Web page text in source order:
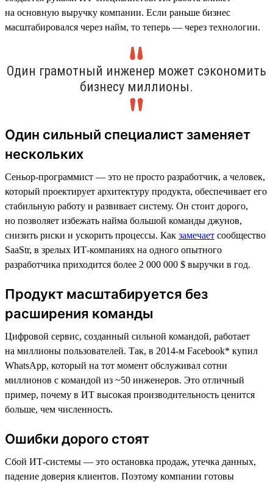
на основную выручку компании. Если раньше бизнес
масштабировался через найм, то теперь — через технологии.
Один грамотный инженер может сэкономить
бизнесу миллионы.
Один сильный специалист заменяет
нескольких
Сеньор-программист — это не просто разработчик, а человек,
который проектирует архитектуру продукта, обеспечивает его
стабильную работу и развивает систему. Он стоит дорого,
но позволяет избежать найма большой команды джунов,
снизить риски и ускорить процессы. Как замечает сообщество
SaaStr, в зрелых ИТ-компаниях на одного опытного
разработчика приходится более 2 000 000 $ выручки в год.
Продукт масштабируется без
расширения команды
Цифровой сервис, созданный сильной командой, работает
на миллионы пользователей. Так, в 2014-м Facebook* купил
WhatsApp, который на тот момент обслуживал сотни
миллионов с командой из ~50 инженеров. Это отличный
пример, почему в ИТ высокая производительность ценится
больше, чем численность.
Ошибки дорого стоят
Сбой ИТ-системы — это остановка продаж, утечка данных,
падение доверия клиентов. Поэтому компании готовы